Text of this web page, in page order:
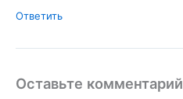
Ответить
Оставьте комментарий